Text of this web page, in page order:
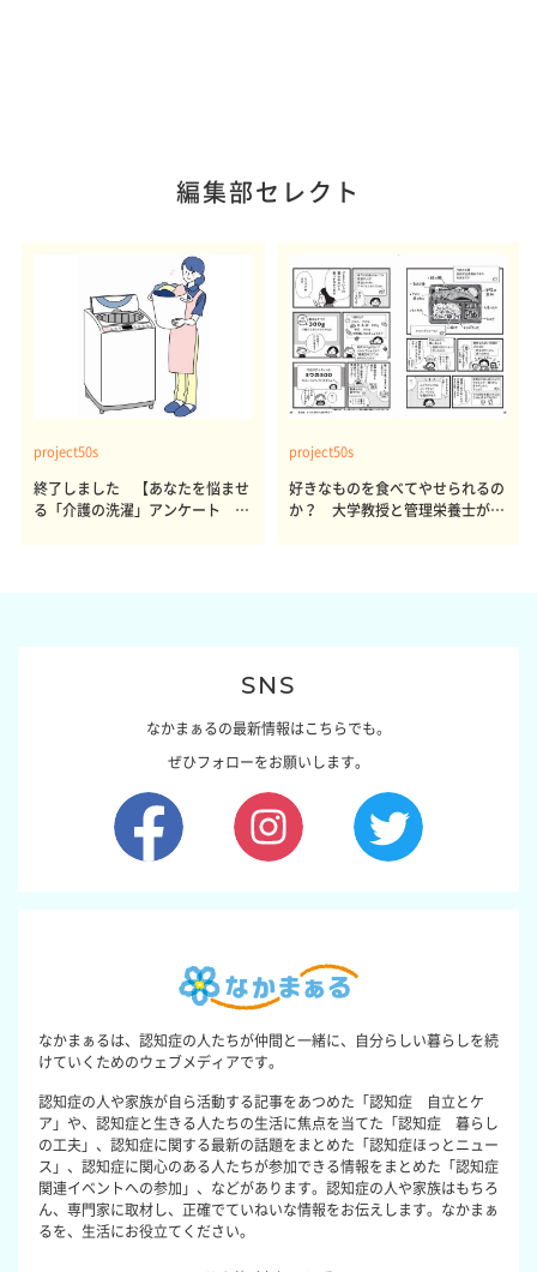
編集部セレクト
project50s
終了しました 【あなたを悩ませ
る「介護の洗濯」アンケート 体
project50s
好きなものを食べてやせられるの
か？ 大学教授と管理栄養士が出
SNS
なかまぁるの最新情報はこちらでも。
ぜひフォローをお願いします。
なかまぁるは、認知症の人たちが仲間と一緒に、自分らしい暮らしを続
けていくためのウェブメディアです。
認知症の人や家族が自ら活動する記事をあつめた「認知症 自立とケ
ア」や、認知症と生きる人たちの生活に焦点を当てた「認知症 暮らし
の工夫」、認知症に関する最新の話題をまとめた「認知症ほっとニュー
ス」、認知症に関心のある人たちが参加できる情報をまとめた「認知症
関連イベントへの参加」、などがあります。認知症の人や家族はもちろ
ん、専門家に取材し、正確でていねいな情報をお伝えします。なかまぁ
るを、生活にお役立てください。